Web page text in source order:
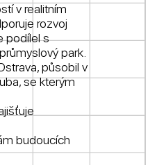
v realitním
rozvoj
podílel s
park.
působil v
se kterým
budoucích